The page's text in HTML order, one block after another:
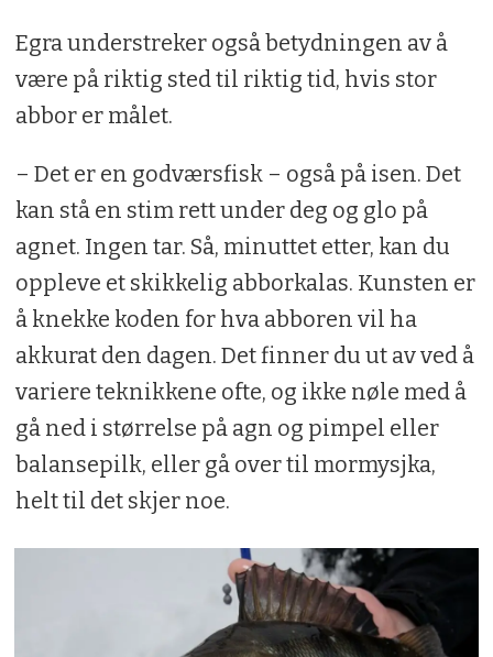
Egra understreker også betydningen av å
være på riktig sted til riktig tid, hvis stor
abbor er målet.
– Det er en godværsfisk – også på isen. Det
kan stå en stim rett under deg og glo på
agnet. Ingen tar. Så, minuttet etter, kan du
oppleve et skikkelig abborkalas. Kunsten er
å knekke koden for hva abboren vil ha
akkurat den dagen. Det finner du ut av ved å
variere teknikkene ofte, og ikke nøle med å
gå ned i størrelse på agn og pimpel eller
balansepilk, eller gå over til mormysjka,
helt til det skjer noe.